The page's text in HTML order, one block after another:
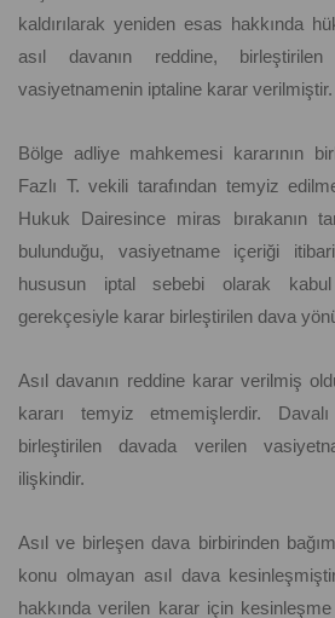
kaldırılarak yeniden esas hakkında
asıl davanın reddine,
vasiyetnamenin iptaline karar verilmiştir.
Bölge adliye mahkemesi kararının
Fazlı T. vekili tarafından temyiz
Hukuk Dairesince miras bırakanın
bulunduğu, vasiyetname içeriği
hususun iptal sebebi olarak
gerekçesiyle karar birleştirilen dava
Asıl davanın reddine karar verilmiş
kararı temyiz etmemişlerdir.
birleştirilen davada verilen
ilişkindir.
Asıl ve birleşen dava birbirinden
konu olmayan asıl dava
hakkında verilen karar için